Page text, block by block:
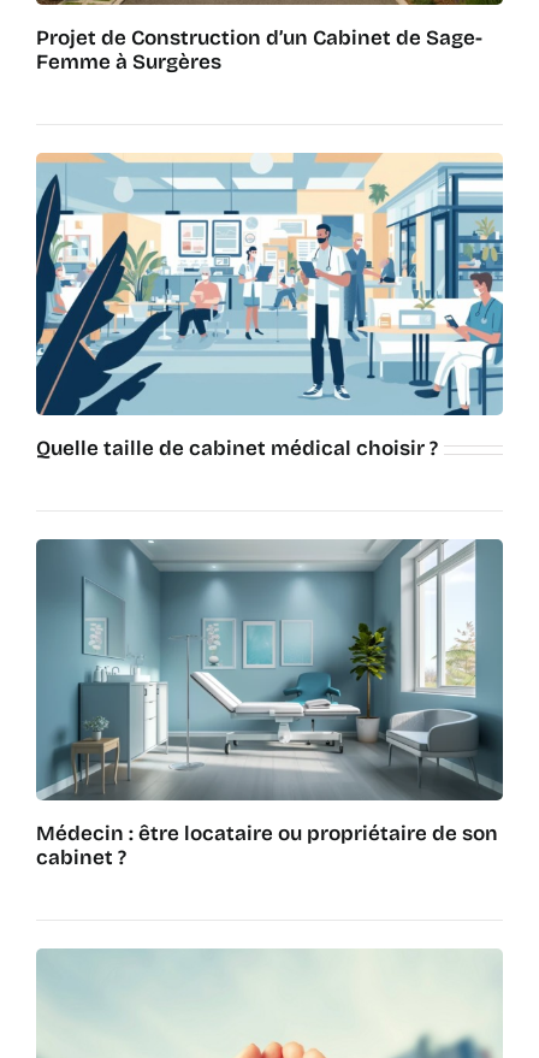
Projet de Construction d’un Cabinet de Sage-
Femme à Surgères
Quelle taille de cabinet médical choisir ?
Médecin : être locataire ou propriétaire de son
cabinet ?